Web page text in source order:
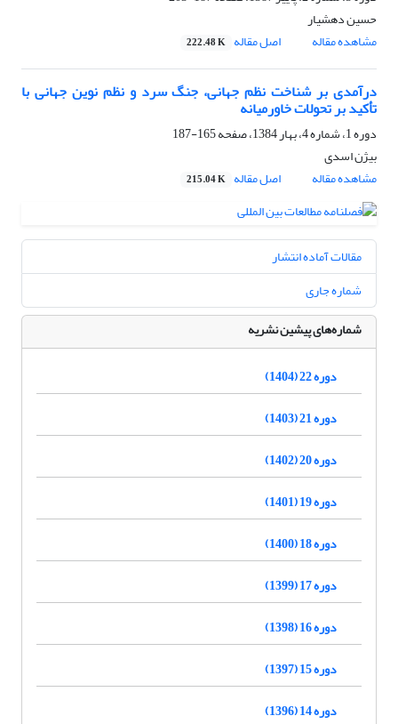
حسین دهشیار
مشاهده مقاله
اصل مقاله 222.48 K
درآمدی بر شناخت نظم جهانی، جنگ سرد و نظم نوین جهانی با
تأکید بر تحولات خاورمیانه
دوره 1، شماره 4، بهار 1384، صفحه
165-187
بیژن اسدی
مشاهده مقاله
اصل مقاله 215.04 K
مقالات آماده انتشار
شماره جاری
شماره‌های پیشین نشریه
دوره 22 (1404)
دوره 21 (1403)
دوره 20 (1402)
دوره 19 (1401)
دوره 18 (1400)
دوره 17 (1399)
دوره 16 (1398)
دوره 15 (1397)
دوره 14 (1396)